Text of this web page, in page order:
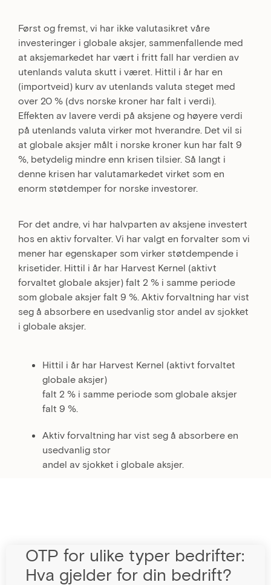
Først og fremst, vi har ikke valutasikret våre
investeringer i globale aksjer, sammenfallende med
at aksjemarkedet har vært i fritt fall har verdien av
utenlands valuta skutt i været. Hittil i år har en
(importveid) kurv av utenlands valuta steget med
over 20 % (dvs norske kroner har falt i verdi).
Effekten av lavere verdi på aksjene og høyere verdi
på utenlands valuta virker mot hverandre. Det vil si
at globale aksjer målt i norske kroner kun har falt 9
%, betydelig mindre enn krisen tilsier. Så langt i
denne krisen har valutamarkedet virket som en
enorm støtdemper for norske investorer.
For det andre, vi har halvparten av aksjene investert
hos en aktiv forvalter. Vi har valgt en forvalter som vi
mener har egenskaper som virker støtdempende i
krisetider. Hittil i år har Harvest Kernel (aktivt
forvaltet globale aksjer) falt 2 % i samme periode
som globale aksjer falt 9 %. Aktiv forvaltning har vist
seg å absorbere en usedvanlig stor andel av sjokket
i globale aksjer.
Hittil i år har Harvest Kernel (aktivt forvaltet
globale aksjer)
falt 2 % i samme periode som globale aksjer
falt 9 %.
Aktiv forvaltning har vist seg å absorbere en
usedvanlig stor
andel av sjokket i globale aksjer.
OTP for ulike typer bedrifter:
Hva gjelder for din bedrift?